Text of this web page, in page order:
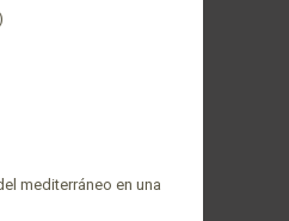
mediterráneo en una